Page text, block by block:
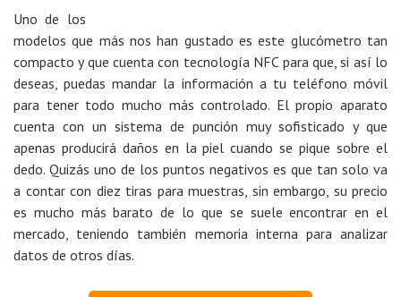
Uno de los
modelos que más nos han gustado es este glucómetro tan
compacto y que cuenta con tecnología NFC para que, si así lo
deseas, puedas mandar la información a tu teléfono móvil
para tener todo mucho más controlado. El propio aparato
cuenta con un sistema de punción muy sofisticado y que
apenas producirá daños en la piel cuando se pique sobre el
dedo. Quizás uno de los puntos negativos es que tan solo va
a contar con diez tiras para muestras, sin embargo, su precio
es mucho más barato de lo que se suele encontrar en el
mercado, teniendo también memoria interna para analizar
datos de otros días.